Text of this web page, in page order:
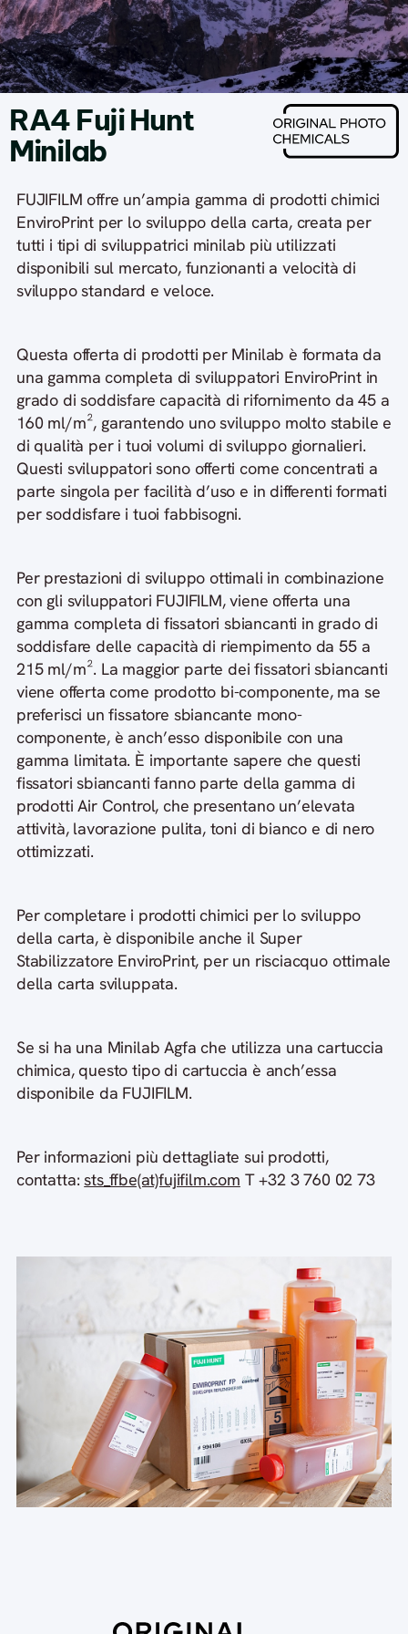
RA4 Fuji Hunt
Minilab
FUJIFILM offre un’ampia gamma di prodotti chimici
EnviroPrint per lo sviluppo della carta, creata per
tutti i tipi di sviluppatrici minilab più utilizzati
disponibili sul mercato, funzionanti a velocità di
sviluppo standard e veloce.
Questa offerta di prodotti per Minilab è formata da
una gamma completa di sviluppatori EnviroPrint in
grado di soddisfare capacità di rifornimento da 45 a
160 ml/m², garantendo uno sviluppo molto stabile e
di qualità per i tuoi volumi di sviluppo giornalieri.
Questi sviluppatori sono offerti come concentrati a
parte singola per facilità d’uso e in differenti formati
per soddisfare i tuoi fabbisogni.
Per prestazioni di sviluppo ottimali in combinazione
con gli sviluppatori FUJIFILM, viene offerta una
gamma completa di fissatori sbiancanti in grado di
soddisfare delle capacità di riempimento da 55 a
215 ml/m². La maggior parte dei fissatori sbiancanti
viene offerta come prodotto bi-componente, ma se
preferisci un fissatore sbiancante mono-
componente, è anch’esso disponibile con una
gamma limitata. È importante sapere che questi
fissatori sbiancanti fanno parte della gamma di
prodotti Air Control, che presentano un’elevata
attività, lavorazione pulita, toni di bianco e di nero
ottimizzati.
Per completare i prodotti chimici per lo sviluppo
della carta, è disponibile anche il Super
Stabilizzatore EnviroPrint, per un risciacquo ottimale
della carta sviluppata.
Se si ha una Minilab Agfa che utilizza una cartuccia
chimica, questo tipo di cartuccia è anch’essa
disponibile da FUJIFILM.
Per informazioni più dettagliate sui prodotti,
contatta:sts_ffbe(at)fujifilm.com T +32 3 760 02 73